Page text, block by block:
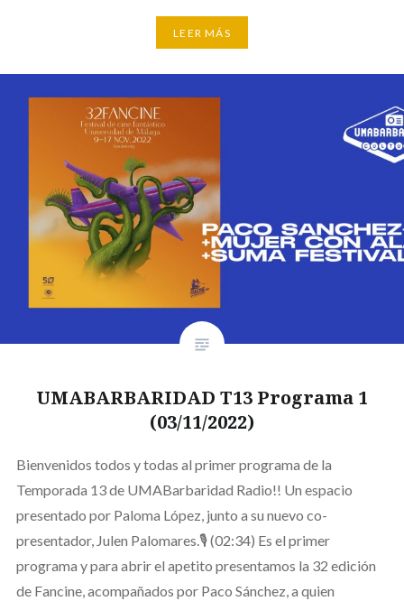
LEER MÁS
UMABARBARIDAD T13 Programa 1
(03/11/2022)
Bienvenidos todos y todas al primer programa de la
Temporada 13 de UMABarbaridad Radio!! Un espacio
presentado por Paloma López, junto a su nuevo co-
presentador, Julen Palomares.🎙 (02:34) Es el primer
programa y para abrir el apetito presentamos la 32 edición
de Fancine, acompañados por Paco Sánchez, a quien